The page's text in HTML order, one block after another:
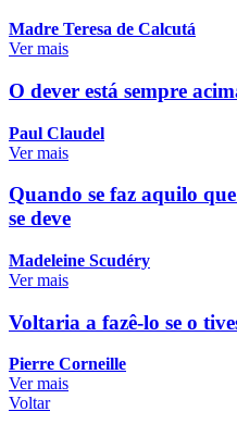
Madre Teresa de Calcutá
Ver mais
O dever está sempre
Paul Claudel
Ver mais
Quando se faz aquilo
se deve
Madeleine Scudéry
Ver mais
Voltaria a fazê-lo se o
Pierre Corneille
Ver mais
Voltar